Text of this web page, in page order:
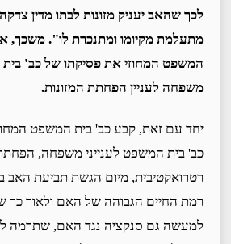
לכך שהאב יעניק מזונות לבתו מדין
מתעלמת מקיומו ומתנכרת לו". משכך,
המשפט המחוזי את פסיקתו של כב' בית
משפחה לעניין הפחתת המזונות.
יחד עם זאת, קבע כב' בית המשפט המחוזי
כב' בית המשפט לענייני משפחה, הפחתת
רטרואקטיבית, מיום הגשת תביעת האב
רמת החיים הגבוהה של האם ולאור כך
למעשה גם סנקציה נגד האם, שתרמה